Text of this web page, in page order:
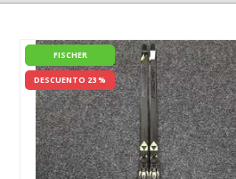
FISCHER
DESCUENTO 23 %